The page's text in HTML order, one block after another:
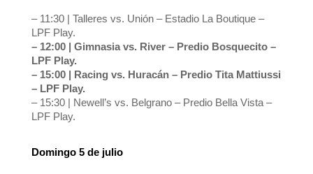
– 11:30 | Talleres vs. Unión – Estadio La Boutique –
LPF Play.
– 12:00 | Gimnasia vs. River – Predio Bosquecito –
LPF Play.
– 15:00 | Racing vs. Huracán – Predio Tita Mattiussi
– LPF Play.
– 15:30 | Newell’s vs. Belgrano – Predio Bella Vista –
LPF Play.
Domingo 5 de julio